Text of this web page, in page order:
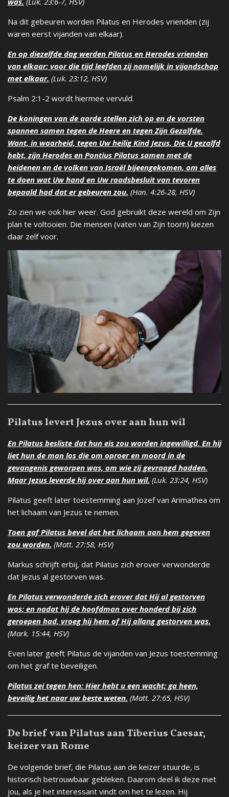
Na dit gebeuren worden Pilatus en Herodes vrienden (zij
waren eerst vijanden van elkaar).
En op diezelfde dag werden Pilatus en Herodes vrienden
van elkaar; voor die tijd leefden zij namelijk in vijandschap
met elkaar. (Luk. 23:12, HSV)
Psalm 2:1-2 wordt hiermee vervuld.
De koningen van de aarde stellen zich op en de vorsten
spannen samen tegen de Heere en tegen Zijn Gezalfde.
Want, in waarheid, tegen Uw heilig Kind Jezus, Die U gezalfd
hebt, zijn Herodes en Pontius Pilatus samen met de
heidenen en de volken van Israël bijeengekomen, om alles
te doen wat Uw hand en Uw raadsbesluit van tevoren
bepaald had dat er gebeuren zou. (Han. 4:26-28, HSV)
Zo zien we ook hier weer. God gebruikt deze wereld om Zijn
plan te voltooien. Die mensen (vaten van Zijn toorn) kiezen
daar zelf voor.
Pilatus levert Jezus over aan hun wil
En Pilatus besliste dat hun eis zou worden ingewilligd. En hij
liet hun de man los die om oproer en moord in de
gevangenis geworpen was, om wie zij gevraagd hadden.
Maar Jezus leverde hij over aan hun wil. (Luk. 23:24, HSV)
Pilatus geeft later toestemming aan Jozef van Arimathea om
het lichaam van Jezus te nemen.
Toen gaf Pilatus bevel dat het lichaam aan hem gegeven
zou worden. (Matt. 27:58, HSV)
Markus schrijft erbij, dat Pilatus zich erover verwonderde
dat Jezus al gestorven was.
En Pilatus verwonderde zich erover dat Hij al gestorven
was; en nadat hij de hoofdman over honderd bij zich
geroepen had, vroeg hij hem of Hij allang gestorven was.
(Mark. 15:44, HSV)
Even later geeft Pilatus de vijanden van Jezus toestemming
om het graf te beveiligen.
Pilatus zei tegen hen: Hierhebt u een wacht; ga heen,
beveilig het naar uw beste weten. (Matt. 27:65, HSV)
De brief van Pilatus aan Tiberius Caesar,
keizer van Rome
De volgende brief, die Pilatus aan de keizer stuurde, is
historisch betrouwbaar gebleken. Daarom deel ik deze met
jou, als je het interessant vindt om het te lezen. Hij